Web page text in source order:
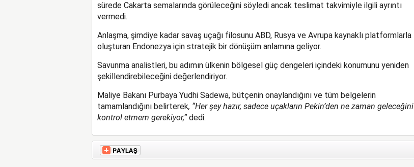
sürede Cakarta semalarında görüleceğini söyledi ancak teslimat takvimiyle ilgili ayrıntı
vermedi.
Anlaşma, şimdiye kadar savaş uçağı filosunu ABD, Rusya ve Avrupa kaynaklı platformlarla
oluşturan Endonezya için stratejik bir dönüşüm anlamına geliyor.
Savunma analistleri, bu adımın ülkenin bölgesel güç dengeleri içindeki konumunu yeniden
şekillendirebileceğini değerlendiriyor.
Maliye Bakanı Purbaya Yudhi Sadewa, bütçenin onaylandığını ve tüm belgelerin
tamamlandığını belirterek, “Her şey hazır, sadece uçakların Pekin’den ne zaman geleceğini
kontrol etmem gerekiyor,”dedi.